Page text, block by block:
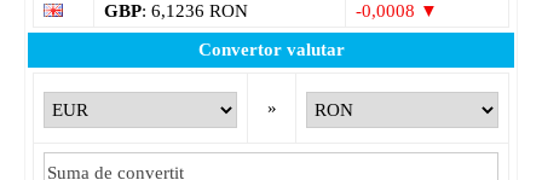
GBP: 6,1236 RON
-0,0008 ▼
Convertor valutar
»